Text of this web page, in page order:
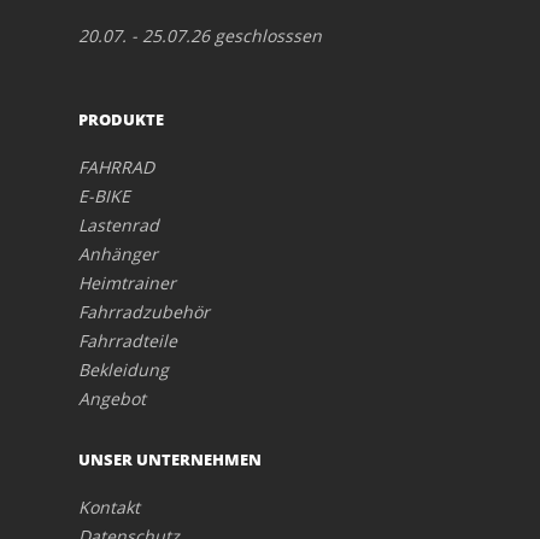
20.07. - 25.07.26 geschlosssen
PRODUKTE
FAHRRAD
E-BIKE
Lastenrad
Anhänger
Heimtrainer
Fahrradzubehör
Fahrradteile
Bekleidung
Angebot
UNSER UNTERNEHMEN
Kontakt